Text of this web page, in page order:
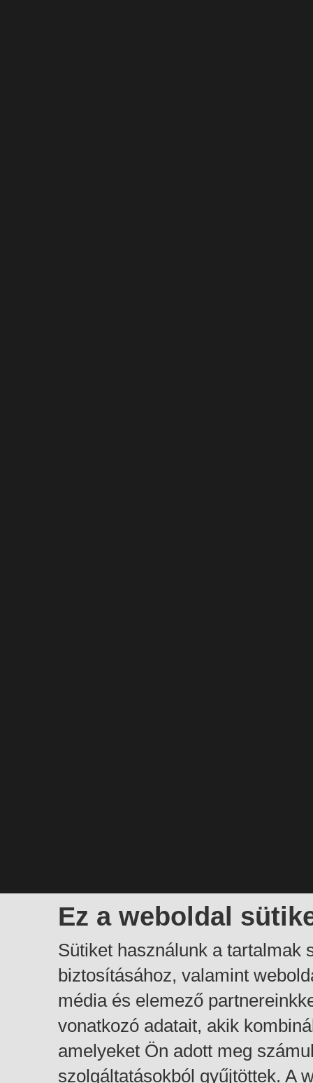
Ez a weboldal
Sütiket használunk a tartalmak
biztosításához, valamint
média és elemező
vonatkozó adatait, akik
amelyeket Ön adott meg
szolgáltatásokból gyűjtöttek. A